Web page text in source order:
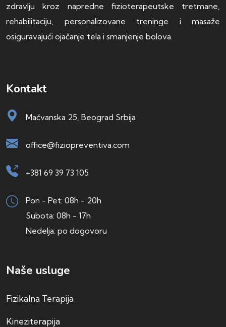
zdravlju kroz napredne fizioterapeutske tretmane,
rehabilitaciju, personalizovane treninge i masaže
osiguravajući ojačanje tela i smanjenje bolova.
Kontakt
Mačvanska 25, Beograd Srbija
office@fiziopreventiva.com
+381 69 39 73 105
Pon - Pet: 08h - 20h
Subota: 08h - 17h
Nedelja: po dogovoru
Naše usluge
Fizikalna Terapija
Kineziterapija